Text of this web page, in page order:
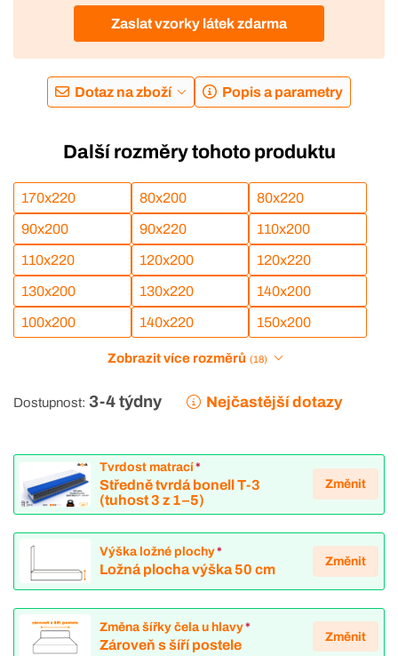
Zaslat vzorky látek zdarma
Dotaz na zboží Popis a parametry
Další rozměry tohoto produktu
170x220 80x200 80x220
90x200 90x220 110x200
110x220 120x200 120x220
130x200 130x220 140x200
100x200 140x220 150x200
Zobrazit více rozměrů (18)
Dostupnost: 3-4 týdny Nejčastější dotazy
Tvrdost matrací*
Středně tvrdá bonell T-3
(tuhost 3 z 1–5)
Změnit
Výška ložné plochy*
Ložná plocha výška 50 cm
Změnit
Změna šířky čela u hlavy*
Zároveň s šíří postele
Změnit